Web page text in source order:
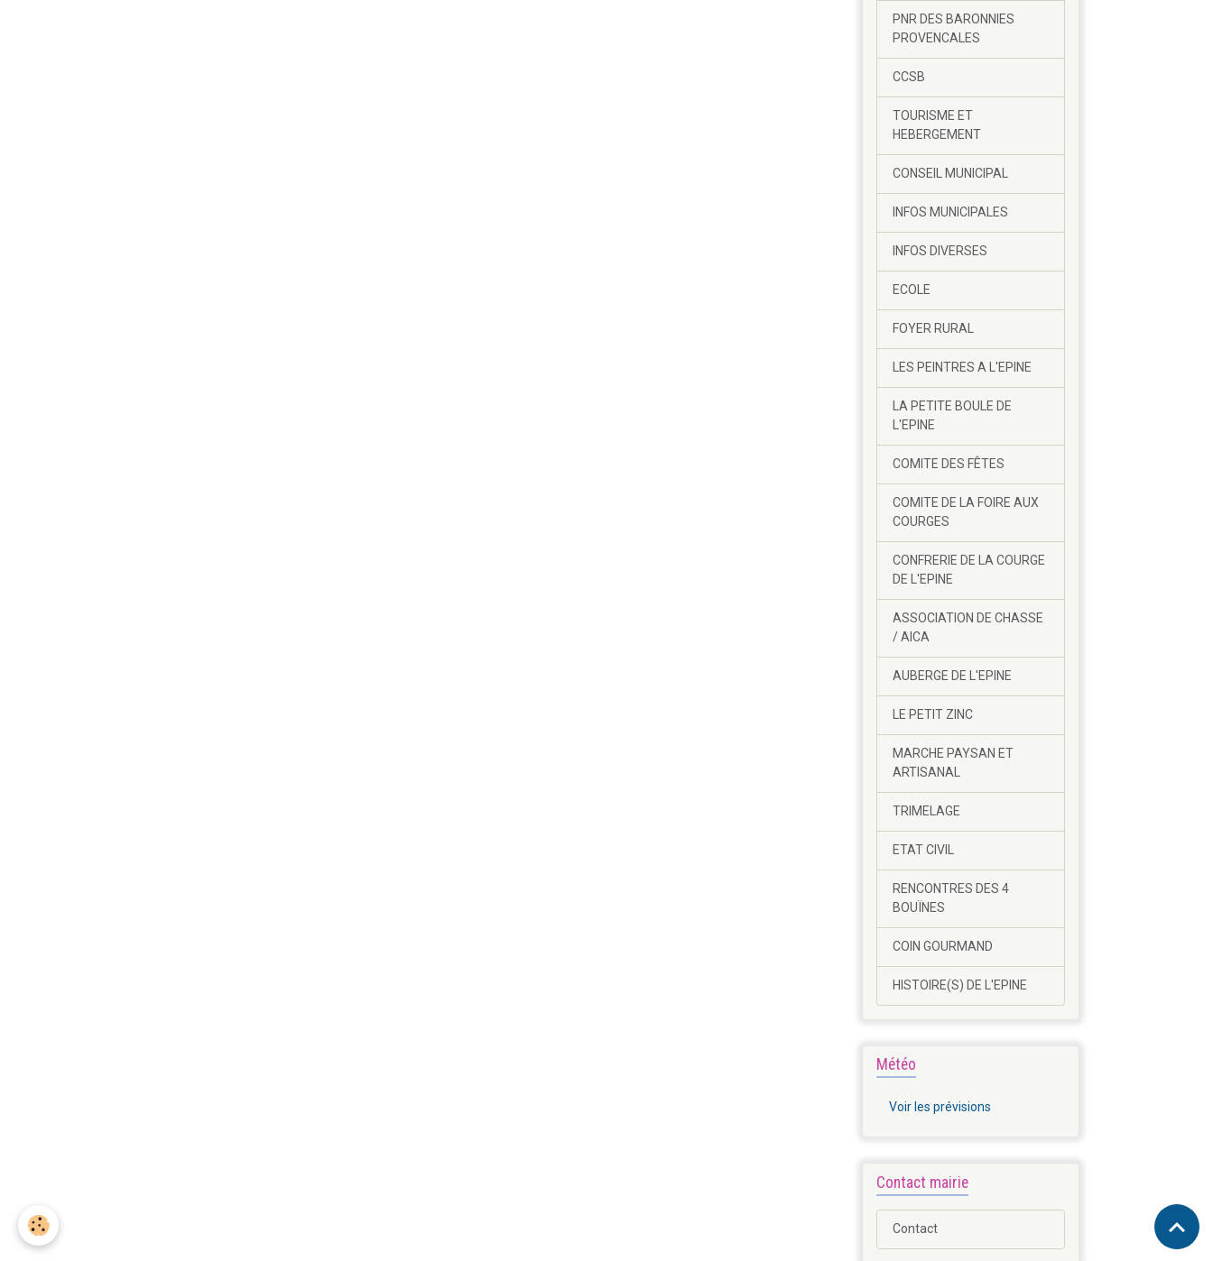
PNR DES BARONNIES
PROVENCALES
CCSB
TOURISME ET
HEBERGEMENT
CONSEIL MUNICIPAL
INFOS MUNICIPALES
INFOS DIVERSES
ECOLE
FOYER RURAL
LES PEINTRES A L'EPINE
LA PETITE BOULE DE
L'EPINE
COMITE DES FÊTES
COMITE DE LA FOIRE AUX
COURGES
CONFRERIE DE LA COURGE
DE L'EPINE
ASSOCIATION DE CHASSE
/ AICA
AUBERGE DE L'EPINE
LE PETIT ZINC
MARCHE PAYSAN ET
ARTISANAL
TRIMELAGE
ETAT CIVIL
RENCONTRES DES 4
BOUÏNES
COIN GOURMAND
HISTOIRE(S) DE L'EPINE
Météo
Voir les prévisions
Contact mairie
Contact